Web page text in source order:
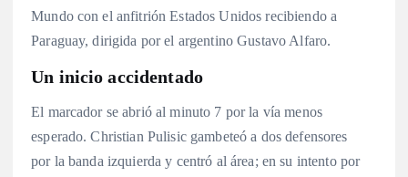
Mundo con el anfitrión Estados Unidos recibiendo a
Paraguay, dirigida por el argentino Gustavo Alfaro.
Un inicio accidentado
El marcador se abrió al minuto 7 por la vía menos
esperado. Christian Pulisic gambeteó a dos defensores
por la banda izquierda y centró al área; en su intento por